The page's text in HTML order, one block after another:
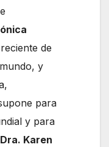
de
y
para
y para
Dra. Karen